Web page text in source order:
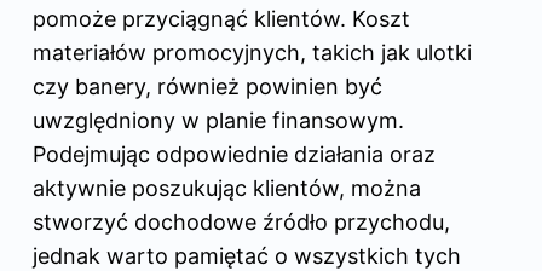
pomoże przyciągnąć klientów. Koszt
materiałów promocyjnych, takich jak ulotki
czy banery, również powinien być
uwzględniony w planie finansowym.
Podejmując odpowiednie działania oraz
aktywnie poszukując klientów, można
stworzyć dochodowe źródło przychodu,
jednak warto pamiętać o wszystkich tych